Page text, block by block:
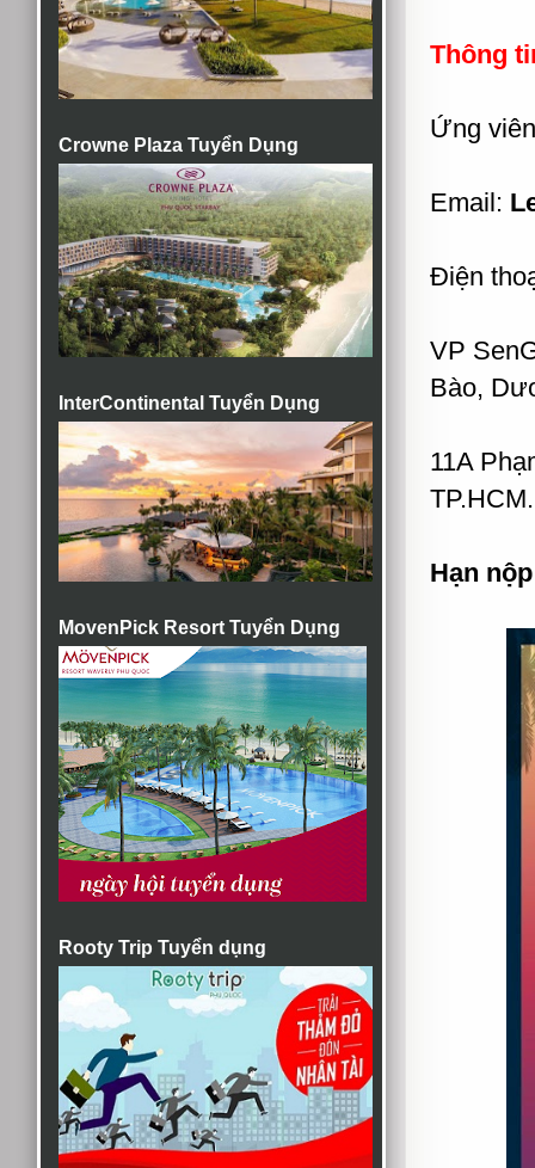
Crowne Plaza Tuyển Dụng
InterContinental Tuyển Dụng
MovenPick Resort Tuyển Dụng
Rooty Trip Tuyển dụng
Thông
Ứng
Email:
Điện
VP
Bào,
11A
TP.HCM.
Hạn